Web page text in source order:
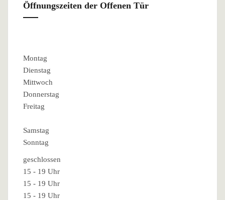
Öffnungszeiten der Offenen Tür
Montag
Dienstag
Mittwoch
Donnerstag
Freitag
Samstag
Sonntag
geschlossen
15 - 19 Uhr
15 - 19 Uhr
15 - 19 Uhr